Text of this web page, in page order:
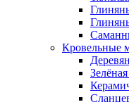
Кровельные